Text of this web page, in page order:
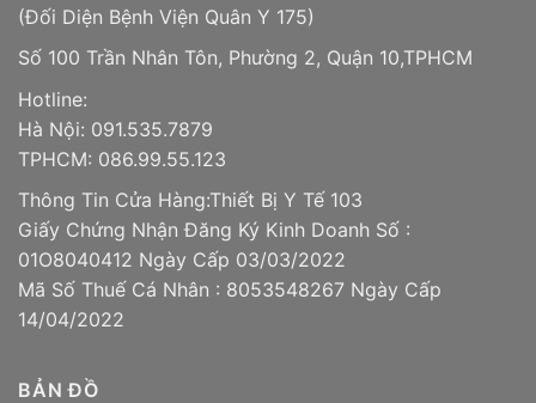
(Đối Diện Bệnh Viện Quân Y 175)
Số 100 Trần Nhân Tôn, Phường 2, Quận 10,TPHCM
Hotline:
Hà Nội: 091.535.7879
TPHCM: 086.99.55.123
Thông Tin Cửa Hàng:Thiết Bị Y Tế 103
Giấy Chứng Nhận Đăng Ký Kinh Doanh Số :
01O8040412 Ngày Cấp 03/03/2022
Mã Số Thuế Cá Nhân : 8053548267 Ngày Cấp
14/04/2022
BẢN ĐỒ